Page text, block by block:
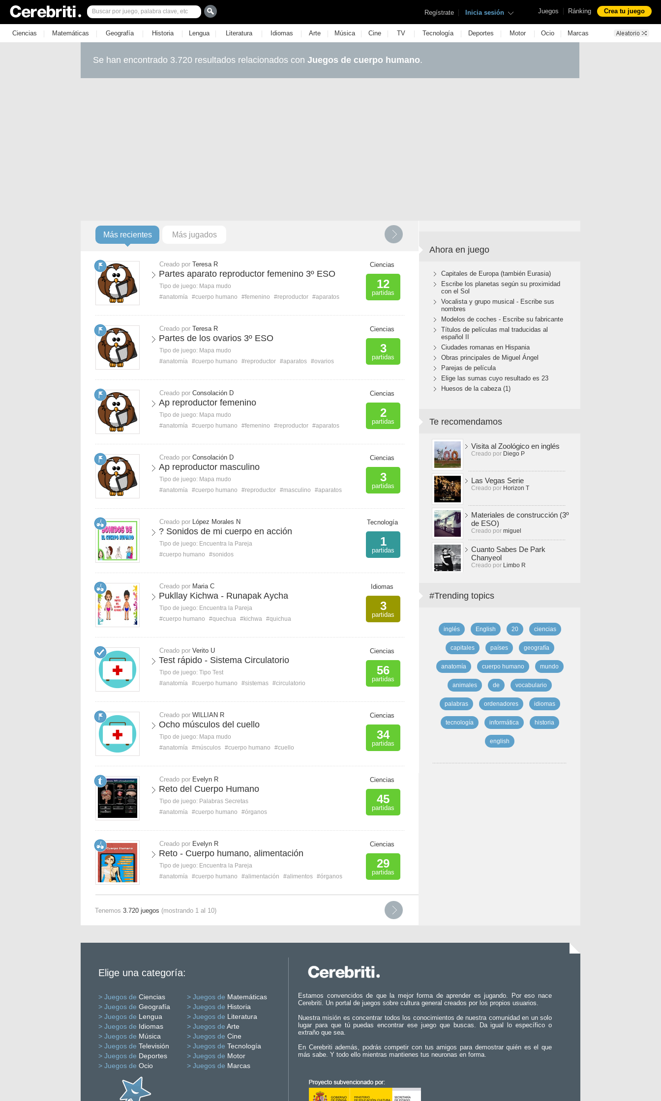
Juegos | Ránking Crea tu juego
Regístrate | Inicia sesión
Ciencias | Matemáticas | Geografía | Historia | Lengua | Literatura | Idiomas | Arte | Música | Cine | TV | Tecnología | Deportes | Motor | Ocio | Marcas
Se han encontrado 3.720 resultados relacionados con Juegos de cuerpo humano.
Más recientes Más jugados
Creado por Teresa R
Partes aparato reproductor femenino 3º ESO
Tipo de juego: Mapa mudo
#anatomía #cuerpo humano #femenino #reproductor #aparatos
Ciencias
12
partidas
Creado por Teresa R
Partes de los ovarios 3º ESO
Tipo de juego: Mapa mudo
#anatomía #cuerpo humano #reproductor #aparatos #ovarios
Ciencias
3
partidas
Creado por Consolación D
Ap reproductor femenino
Tipo de juego: Mapa mudo
#anatomía #cuerpo humano #femenino #reproductor #aparatos
Ciencias
2
partidas
Creado por Consolación D
Ap reproductor masculino
Tipo de juego: Mapa mudo
#anatomía #cuerpo humano #reproductor #masculino #aparatos
Ciencias
3
partidas
Creado por López Morales N
? Sonidos de mi cuerpo en acción
Tipo de juego: Encuentra la Pareja
#cuerpo humano
#sonidos
Tecnología
1
partidas
Creado por Maria C
Pukllay Kichwa - Runapak Aycha
Tipo de juego: Encuentra la Pareja
#cuerpo humano
#quechua #kichwa #quichua
Idiomas
3
partidas
Creado por Verito U
Test rápido - Sistema Circulatorio
Tipo de juego: Tipo Test
#anatomía #cuerpo humano #sistemas #circulatorio
Ciencias
56
partidas
Creado por WILLIAN R
Ocho músculos del cuello
Tipo de juego: Mapa mudo
#anatomía #músculos #cuerpo humano #cuello
Ciencias
34
partidas
Creado por Evelyn R
Reto del Cuerpo Humano
Tipo de juego: Palabras Secretas
#anatomía #cuerpo humano #órganos
Ciencias
45
partidas
Creado por Evelyn R
Reto - Cuerpo humano, alimentación
Tipo de juego: Encuentra la Pareja
#anatomía #cuerpo humano #alimentación #alimentos #órganos
Ciencias
29
partidas
Tenemos 3.720 juegos (mostrando 1 al 10)
Ahora en juego
Capitales de Europa (también Eurasia)
Escribe los planetas según su proximidad
con el Sol
Vocalista y grupo musical - Escribe sus
nombres
Modelos de coches - Escribe su fabricante
Títulos de películas mal traducidas al
español II
Ciudades romanas en Hispania
Obras principales de Miguel Ángel
Parejas de película
Elige las sumas cuyo resultado es 23
Huesos de la cabeza (1)
Te recomendamos
Visita al Zoológico en inglés
Creado por Diego P
Las Vegas Serie
Creado por Horizon T
Materiales de construcción (3º
de ESO)
Creado por miguel
Cuanto Sabes De Park
Chanyeol
Creado por Limbo R
#Trending topics
inglés English 20 ciencias
capitales países geografía
anatomía cuerpo humano mundo
animales de vocabulario
palabras ordenadores idiomas
tecnología informática historia
english
Elige una categoría:
> Juegos de Ciencias > Juegos de Matemáticas
> Juegos de Geografía > Juegos de Historia
> Juegos de Lengua > Juegos de Literatura
> Juegos de Idiomas > Juegos de Arte
> Juegos de Música > Juegos de Cine
> Juegos de Televisión > Juegos de Tecnología
> Juegos de Deportes > Juegos de Motor
> Juegos de Ocio > Juegos de Marcas
Estamos convencidos de que la mejor forma de aprender es jugando. Por eso nace
Cerebriti. Un portal de juegos sobre cultura general creados por los propios usuarios.
Nuestra misión es concentrar todos los conocimientos de nuestra comunidad en un solo
lugar para que tú puedas encontrar ese juego que buscas. Da igual lo específico o
extraño que sea.
En Cerebriti además, podrás competir con tus amigos para demostrar quién es el que
más sabe. Y todo ello mientras mantienes tus neuronas en forma.